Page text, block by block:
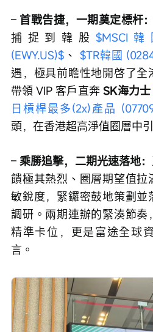
– 首戰告捷，一期奠定標杆：
捕捉到韓股 $MSCI韓
(EWY.US)$ 、 $TR韓國
遇，極具前瞻性地開啓了全
帶領 VIP 客戶直奔 SK海力士
日槓桿最多(2x)產品
頭，在香港超高淨值圈層中
– 乘勝追擊，二期光速落地：
饋極其熱烈、圈層期望值
敏銳度，緊鑼密鼓地策劃
調研。兩期連辦的緊湊節奏
精準卡位，更是富途全球
言。